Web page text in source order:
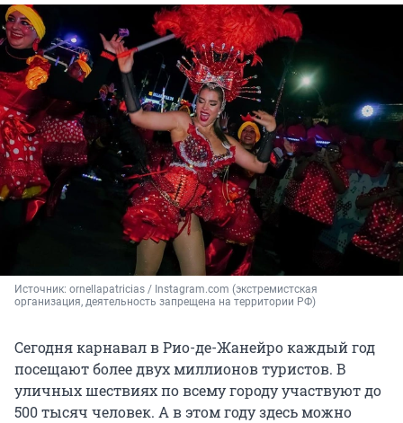
Источник: ornellapatricias / Instagram.com (экстремистская
организация, деятельность запрещена на территории РФ)
Сегодня карнавал в Рио-де-Жанейро каждый год
посещают более двух миллионов туристов. В
уличных шествиях по всему городу участвуют до
500 тысяч человек. А в этом году здесь можно